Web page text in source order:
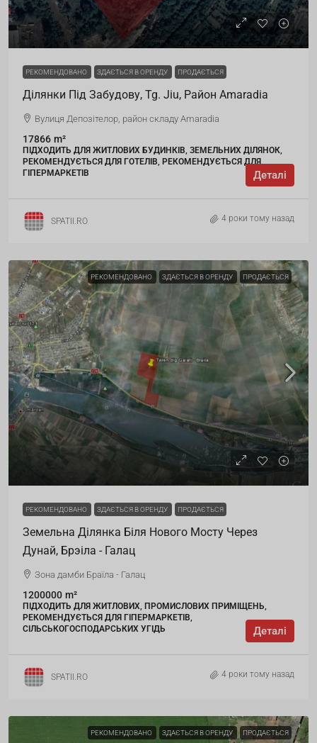
РЕКОМЕНДОВАНО ЗДАЄТЬСЯ В ОРЕНДУ ПРОДАЄТЬСЯ
Ділянки Під Забудову, Tg. Jiu, Район Amaradia
Вулиця Депозітелор, район складу Amaradia
17866 m²
ПІДХОДИТЬ ДЛЯ ЖИТЛОВИХ БУДИНКІВ, ЗЕМЕЛЬНИХ ДІЛЯНОК,
РЕКОМЕНДУЄТЬСЯ ДЛЯ ГОТЕЛІВ, РЕКОМЕНДУЄТЬСЯ ДЛЯ
ГІПЕРМАРКЕТІВ
Деталі
SPATII.RO 4 роки тому назад
РЕКОМЕНДОВАНО ЗДАЄТЬСЯ В ОРЕНДУ ПРОДАЄТЬСЯ
РЕКОМЕНДОВАНО ЗДАЄТЬСЯ В ОРЕНДУ ПРОДАЄТЬСЯ
Земельна Ділянка Біля Нового Мосту Через
Дунай, Брэіла - Галац
Зона дамби Браїла - Галац
1200000 m²
ПІДХОДИТЬ ДЛЯ ЖИТЛОВИХ, ПРОМИСЛОВИХ ПРИМІЩЕНЬ,
РЕКОМЕНДУЄТЬСЯ ДЛЯ ГІПЕРМАРКЕТІВ,
СІЛЬСЬКОГОСПОДАРСЬКИХ УГІДЬ
Деталі
SPATII.RO 4 роки тому назад
РЕКОМЕНДОВАНО ЗДАЄТЬСЯ В ОРЕНДУ ПРОДАЄТЬСЯ